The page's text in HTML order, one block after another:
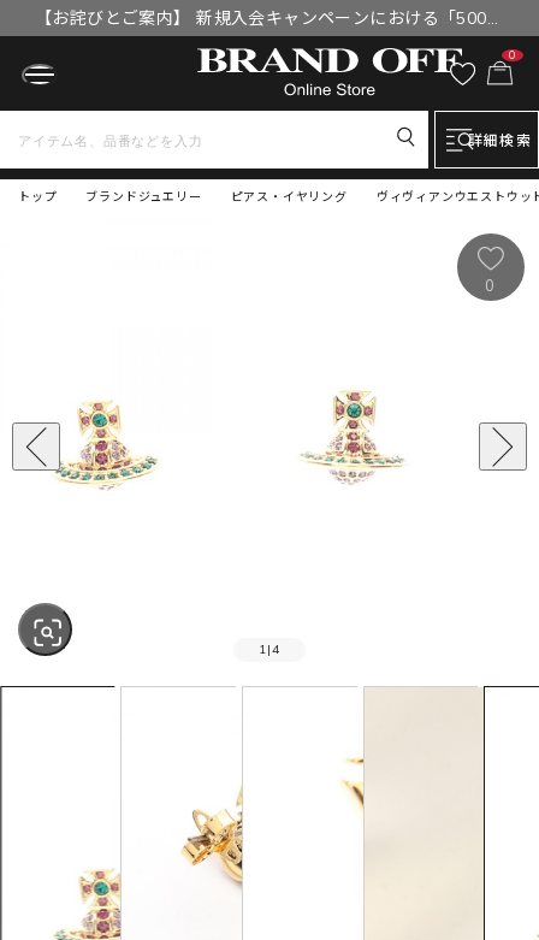
【お詫びとご案内】 新規入会キャンペーンにおける「500円
OFFクーポン」付与漏れと補填について
0
詳細検索
トップ ヴィヴィアンウエストウ
ブランドジュエリー ピアス・イヤリング
SOLD OUT
1 |4
0